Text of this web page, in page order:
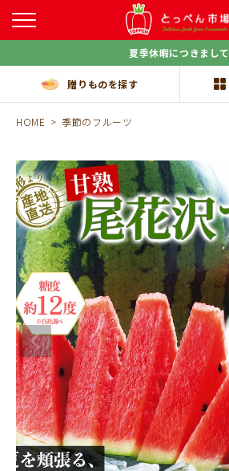
夏季休暇につきまして
贈りものを探す
HOME 季節のフルーツ